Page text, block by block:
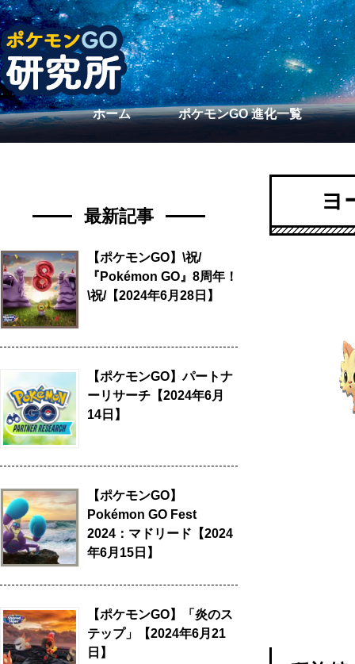
ホーム ポケモンGO 進化一覧
ヨ
最新記事
【ポケモンGO】\祝/
『Pokémon GO』8周年！
\祝/【2024年6月28日】
【ポケモンGO】パートナ
ーリサーチ【2024年6月
14日】
【ポケモンGO】
Pokémon GO Fest
2024：マドリード【2024
年6月15日】
【ポケモンGO】「炎のス
テップ」【2024年6月21
日】